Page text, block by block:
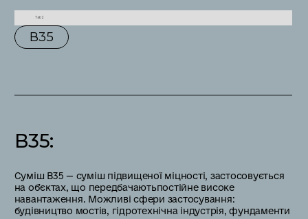
Tab 2
В35
В35:
Суміш В35 — суміш підвищеної міцності, застосовується
на обʼєктах, що передбачаютьпостійне високе
навантаження. Можливі сфери застосування:
будівництво мостів, гідротехнічна індустрія, фундаменти